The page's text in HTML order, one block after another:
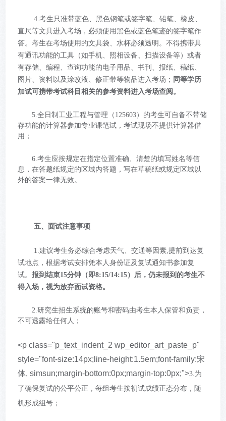
4.考生只准带蓝色、黑色钢笔或签字笔、铅笔、橡皮、
直尺等文具进入考场，必须使用黑色或蓝色笔迹的签字笔作
答。考生在考场使用的文具袋、水杯必须透明。不得携带具
有通讯功能的工具（如手机、照相设备、扫描设备等）或者
有存储、编程、查询功能的电子用品、书刊、报纸、稿纸、
图片、资料以及涂改液、修正带等物品进入考场； 同等学历
加试可携带考试科目相关的参考资料进入考场查阅。
5.全日制工业工程与管理（125603）的考生可自备不带储
存功能的计算器参加专业课笔试，考试现场不提供计算器借
用；
6.考生应按规定在指定位置准确、清楚的填写姓名等信
息，在答题纸规定的区域内答题，写在草稿纸或规定区域以
外的答案一律无效。
五、面试注意事项
1.建议考生务必综合考虑天气、交通等因素,提前到达复
试地点，根据考试安排凭本人身份证及复试通知书参加复
试。报到结束15分钟（即8:15/14:15）后，仍未报到的考生不
得入场，视为放弃面试资格。
2.研究生招生系统的账号和密码由考生本人保管和负责，
不可透露给任何人；
<p class="p_text_indent_2 wp_editor_art_paste_p"
style="font-size:14px;line-height:1.5em;font-family:宋
体, simsun;margin-bottom:0px;margin-top:0px;">3.为
了确保复试的公平公正，每组考生按初试成绩正态分布，随
机形成组号；